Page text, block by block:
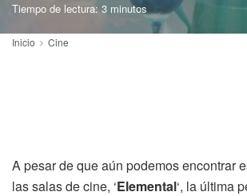
Tiempo de lectura: 3 minutos
Inicio Cine
A pesar de que aún podemos encontrar
las salas de cine, ‘Elemental‘, la última